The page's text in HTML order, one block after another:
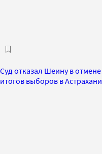
Суд отказал Шеину в отмене
итогов выборов в Астрахани